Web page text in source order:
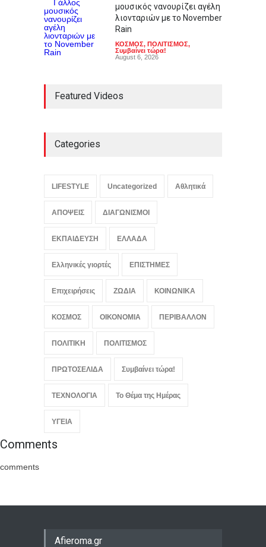
μουσικός νανουρίζει αγέλη
λιονταριών με το November
Rain
ΚΟΣΜΟΣ, ΠΟΛΙΤΙΣΜΟΣ,
Συμβαίνει τώρα!
August 6, 2026
Featured Videos
Categories
LIFESTYLE Uncategorized Αθλητικά
ΑΠΟΨΕΙΣ ΔΙΑΓΩΝΙΣΜΟΙ
ΕΚΠΑΙΔΕΥΣΗ ΕΛΛΑΔΑ
Ελληνικές γιορτές ΕΠΙΣΤΗΜΕΣ
Επιχειρήσεις ΖΩΔΙΑ ΚΟΙΝΩΝΙΚΑ
ΚΟΣΜΟΣ ΟΙΚΟΝΟΜΙΑ ΠΕΡΙΒΑΛΛΟΝ
ΠΟΛΙΤΙΚΗ ΠΟΛΙΤΙΣΜΟΣ
ΠΡΩΤΟΣΕΛΙΔΑ Συμβαίνει τώρα!
ΤΕΧΝΟΛΟΓΙΑ Το Θέμα της Ημέρας
ΥΓΕΙΑ
Comments
comments
Afieroma.gr